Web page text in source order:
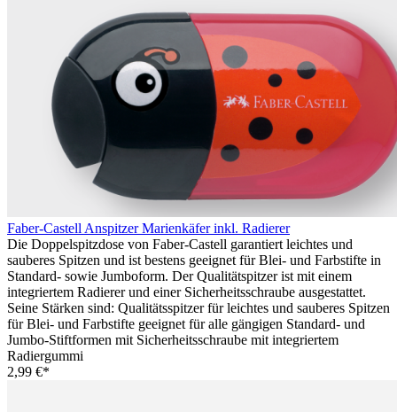
Faber-Castell Anspitzer Marienkäfer inkl. Radierer
Die Doppelspitzdose von Faber-Castell garantiert leichtes und
sauberes Spitzen und ist bestens geeignet für Blei- und Farbstifte in
Standard- sowie Jumboform. Der Qualitätspitzer ist mit einem
integriertem Radierer und einer Sicherheitsschraube ausgestattet.
Seine Stärken sind: Qualitätsspitzer für leichtes und sauberes Spitzen
für Blei- und Farbstifte geeignet für alle gängigen Standard- und
Jumbo-Stiftformen mit Sicherheitsschraube mit integriertem
Radiergummi
2,99 €*